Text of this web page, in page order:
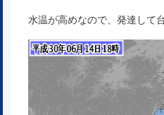
水温が高めなので、発達して